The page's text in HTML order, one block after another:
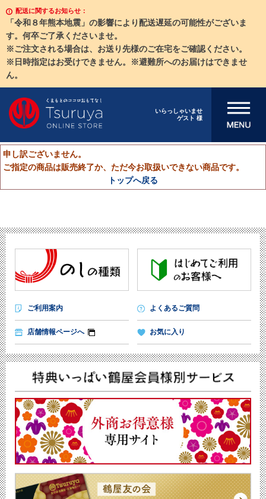
配送に関するお知らせ：
「令和８年熊本地震」の影響により配送遅延の可能性がございま
す。何卒ご了承くださいませ。
※ご注文される場合は、お送り先様のご在宅をご確認ください。
※日時指定はお受けできません。※避難所へのお届けはできませ
ん。
いらっしゃいませ
ゲスト 様
メニューを開
申し訳ございません。
ご指定の商品は販売終了か、ただ今お取扱いできない商品です。
トップへ戻る
ご利用案内 よくあるご質問
店舗情報ページへ お気に入り